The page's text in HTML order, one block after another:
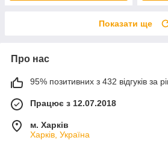
Показати ще
Про нас
95% позитивних з 432 відгуків за
Працює з 12.07.2018
м. Харків
Харків, Україна